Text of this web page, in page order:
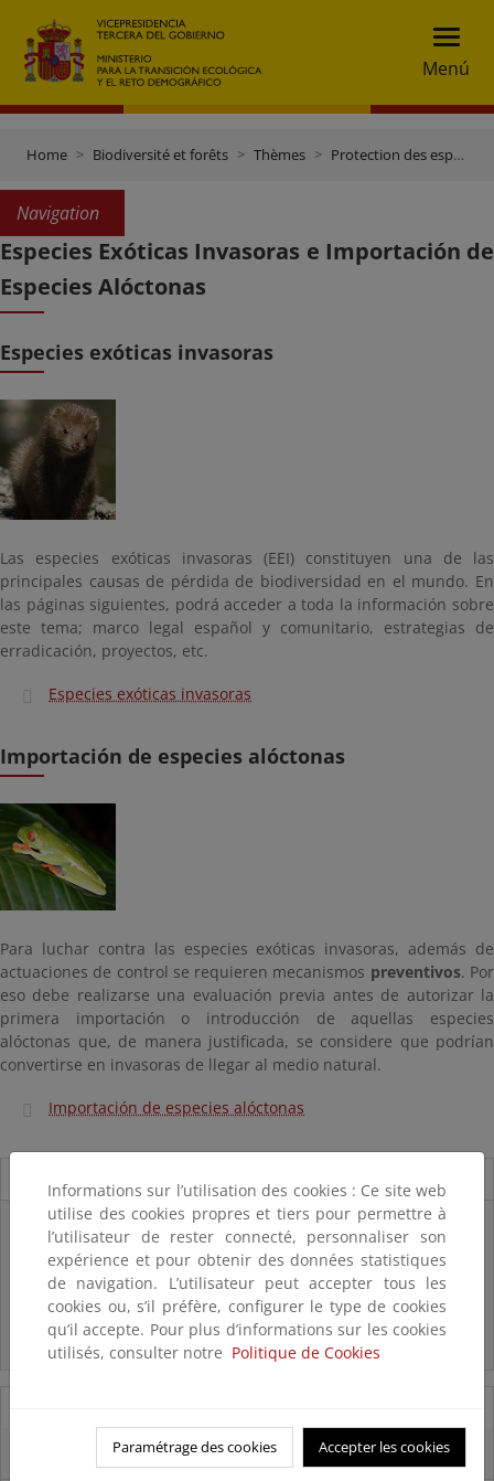
Menú
Home Biodiversité et forêts Thèmes Protection des espèces
Navigation
Especies Exóticas Invasoras e Importación de
Especies Alóctonas
Especies exóticas invasoras
Las especies exóticas invasoras (EEI) constituyen una de las
principales causas de pérdida de biodiversidad en el mundo. En
las páginas siguientes, podrá acceder a toda la información sobre
este tema; marco legal español y comunitario, estrategias de
erradicación, proyectos, etc.
Especies exóticas invasoras
Importación de especies alóctonas
Para luchar contra las especies exóticas invasoras, además de
actuaciones de control se requieren mecanismos preventivos. Por
eso debe realizarse una evaluación previa antes de autorizar la
primera importación o introducción de aquellas especies
alóctonas que, de manera justificada, se considere que podrían
convertirse en invasoras de llegar al medio natural.
Importación de especies alóctonas
Novedades
Listas patrón
El MITECO revisa y actualiza la Lista Patrón de las especies
silvestres presentes en España
Preguntas frecuentes...
Acceso a los recursos genéticos y reparto de beneficios
El censo de aves del Parque Nacional de las Tablas bate récords históricos
Informations sur l’utilisation des cookies : Ce site web
utilise des cookies propres et tiers pour permettre à
l’utilisateur de rester connecté, personnaliser son
expérience et pour obtenir des données statistiques
de navigation. L’utilisateur peut accepter tous les
cookies ou, s’il préfère, configurer le type de cookies
qu’il accepte. Pour plus d’informations sur les cookies
utilisés, consulter notre Politique de Cookies
Paramétrage des cookies Accepter les cookies